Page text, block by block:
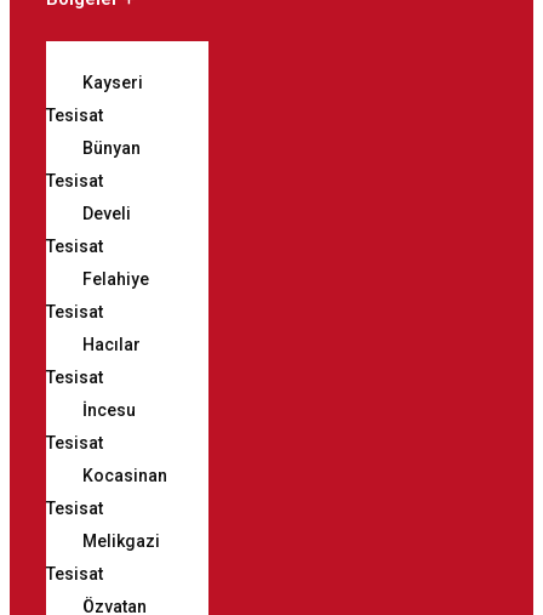
Kayseri
Tesisat
Bünyan
Tesisat
Develi
Tesisat
Felahiye
Tesisat
Hacılar
Tesisat
İncesu
Tesisat
Kocasinan
Tesisat
Melikgazi
Tesisat
Özvatan